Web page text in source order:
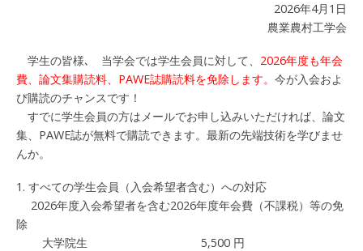
2026年4月1日
農業農村工学会
学生の皆様､ 当学会では学生会員に対して、 2026年度も年会
費、論文集購読料、PAWE誌購読料を免除します。 今が入会およ
び購読のチャンスです！
すでに学生会員の方はメールでお申し込みいただければ、論文
集、PAWE誌が無料で購読できます。最新の先端技術を学びませ
んか。
1. すべての学⽣会員（⼊会希望者含む）への対応
2026年度⼊会希望者を含む2026年度年会費（不課税）等の免
除
大学院生 5,500 円